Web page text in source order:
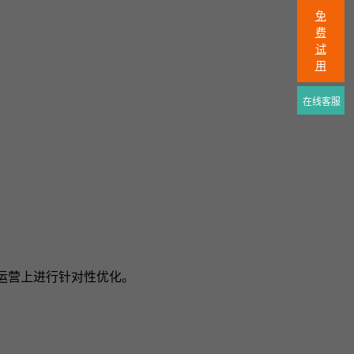
上进行针对性优化。
免
费
试
用
在线客服